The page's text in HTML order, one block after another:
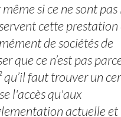
si ce ne sont pas
cette prestation
de sociétés de
que ce n’est pas
faut trouver un
l'accès qu'aux
actuelle et